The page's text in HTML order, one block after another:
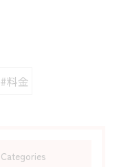
#料金
Categories